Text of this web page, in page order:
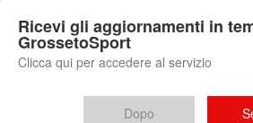
Ricevi gli aggiornamenti in
GrossetoSport
Clicca qui per accedere al servizio
Dopo